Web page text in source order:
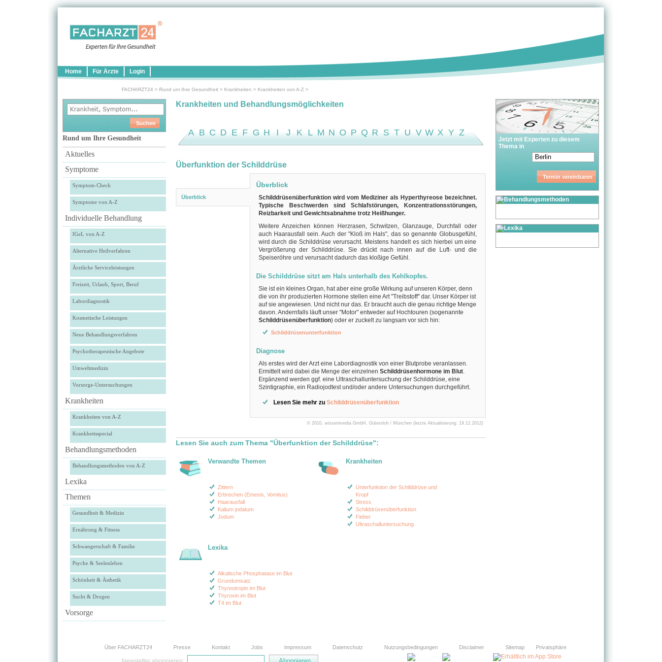
Home Für Ärzte Login
FACHARZT24 > Rund um Ihre Gesundheit> Krankheiten > Krankheiten von A-Z>
Rund um Ihre Gesundheit
Aktuelles
Symptome
Symptom-Check
Symptome von A-Z
Individuelle Behandlung
IGeL von A-Z
Alternative Heilverfahren
Ärztliche Serviceleistungen
Freizeit, Urlaub, Sport, Beruf
Labordiagnostik
Kosmetische Leistungen
Neue Behandlungsverfahren
Psychotherapeutische Angebote
Umweltmedizin
Vorsorge-Untersuchungen
Krankheiten
Krankheiten von A-Z
Krankheitsspecial
Behandlungsmethoden
Behandlungsmethoden von A-Z
Lexika
Themen
Gesundheit & Medizin
Ernährung & Fitness
Schwangerschaft & Familie
Psyche & Seelenleben
Schönheit & Ästhetik
Sucht & Drogen
Vorsorge
Jetzt mit Experten zu diesem
Thema in
Krankheiten und Behandlungsmöglichkeiten
A B C D E F G H I J K L M N O P Q R S T U V W X Y Z
Überfunktion der Schilddrüse
Überblick
Überblick
Schilddrüsenüberfunktion wird vom Mediziner als Hyperthyreose bezeichnet.
Typische Beschwerden sind Schlafstörungen, Konzentrationsstörungen,
Reizbarkeit und Gewichtsabnahme trotz Heißhunger.
Weitere Anzeichen können Herzrasen, Schwitzen, Glanzauge, Durchfall oder
auch Haarausfall sein. Auch der "Kloß im Hals", das so genannte Globusgefühl,
wird durch die Schilddrüse verursacht. Meistens handelt es sich hierbei um eine
Vergrößerung der Schilddrüse. Sie drückt nach innen auf die Luft- und die
Speiseröhre und verursacht dadurch das kloßige Gefühl.
Die Schilddrüse sitzt am Hals unterhalb des Kehlkopfes.
Sie ist ein kleines Organ, hat aber eine große Wirkung auf unseren Körper, denn
die von ihr produzierten Hormone stellen eine Art "Treibstoff" dar. Unser Körper ist
auf sie angewie­sen. Und nicht nur das. Er braucht auch die genau richtige Menge
davon. Andernfalls läuft unser "Motor" entweder auf Hochtouren (sogenannte
Schilddrüsenüberfunktion) oder er zuckelt zu langsam vor sich hin:
Schilddrüsenunterfunktion
Diagnose
Als erstes wird der Arzt eine Labordiagnostik von einer Blutprobe veranlassen.
Ermittelt wird dabei die Menge der einzelnen Schilddrüsenhormone im Blut.
Ergänzend werden ggf. eine Ultraschalluntersuchung der Schilddrüse, eine
Szintigraphie, ein Radiojodtest und/oder andere Untersuchungen durchgeführt.
Lesen Sie mehr zu Schilddrüsenüberfunktion
© 2010, wissenmedia GmbH, Gütersloh / München (letzte Aktualisierung: 19.12.2012)
Lesen Sie auch zum Thema "Überfunktion der Schilddrüse":
Verwandte Themen
Zittern
Erbrechen (Emesis, Vomitus)
Haarausfall
Kalium jodatum
Jodum
Krankheiten
Unterfunktion der Schilddrüse und
Kropf
Stress
Schilddrüsenüberfunktion
Fieber
Ultraschalluntersuchung
Lexika
Alkalische Phosphatase im Blut
Grundumsatz
Thyreotropin im Blut
Thyroxin im Blut
T4 im Blut
Über FACHARZT24 Presse Kontakt Jobs Impressum Datenschutz Nutzungsbedingungen Disclaimer Sitemap Privatsphäre